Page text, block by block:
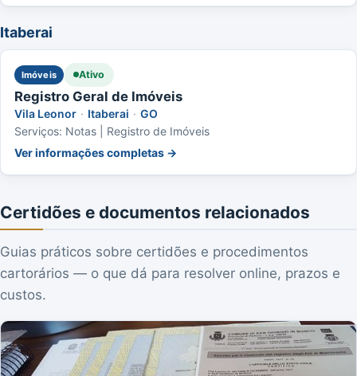
Itaberai
Imóveis Ativo
Registro Geral de Imóveis
Vila Leonor · Itaberai · GO
Serviços: Notas | Registro de Imóveis
Ver informações completas →
Certidões e documentos relacionados
Guias práticos sobre certidões e procedimentos
cartorários — o que dá para resolver online, prazos e
custos.